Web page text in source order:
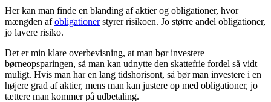
Her kan man finde en blanding af aktier og obligationer, hvor
mængden afobligationerstyrer risikoen. Jo større andel obligationer,
jo lavere risiko.
Det er min klare overbevisning, at man bør investere
børneopsparingen, så man kan udnytte den skattefrie fordel så vidt
muligt. Hvis man har en lang tidshorisont, så bør man investere i en
højere grad af aktier, mens man kan justere op med obligationer, jo
tættere man kommer på udbetaling.